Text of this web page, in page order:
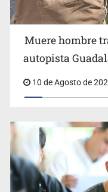
Condenan a 26 años
Muere hombre
autopista
10 de Agosto de